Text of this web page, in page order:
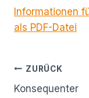
Informationen
als PDF-Datei
ZURÜCK
Konsequenter